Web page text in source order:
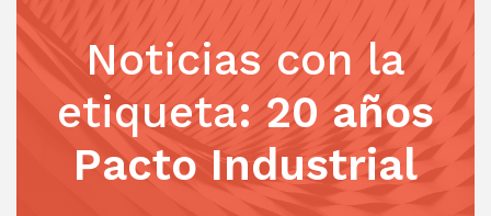
Noticias con la
etiqueta: 20 años
Pacto Industrial